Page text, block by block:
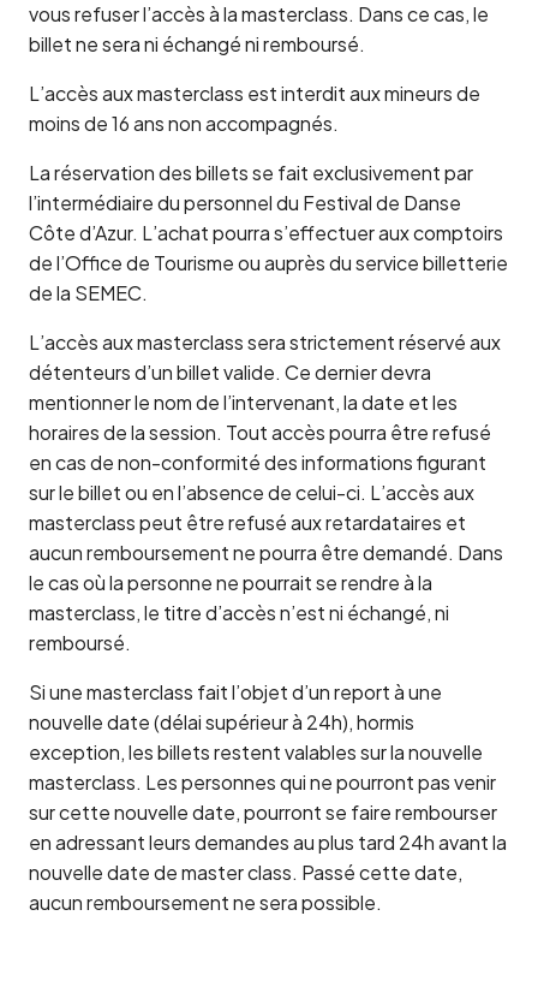
vous refuser l’accès à la masterclass. Dans ce cas, le
billet ne sera ni échangé ni remboursé.
L’accès aux masterclass est interdit aux mineurs de
moins de 16 ans non accompagnés.
La réservation des billets se fait exclusivement par
l’intermédiaire du personnel du Festival de Danse
Côte d’Azur. L’achat pourra s’effectuer aux comptoirs
de l’Office de Tourisme ou auprès du service billetterie
de la SEMEC.
L’accès aux masterclass sera strictement réservé aux
détenteurs d’un billet valide. Ce dernier devra
mentionner le nom de l’intervenant, la date et les
horaires de la session. Tout accès pourra être refusé
en cas de non-conformité des informations figurant
sur le billet ou en l’absence de celui-ci. L’accès aux
masterclass peut être refusé aux retardataires et
aucun remboursement ne pourra être demandé. Dans
le cas où la personne ne pourrait se rendre à la
masterclass, le titre d’accès n’est ni échangé, ni
remboursé.
Si une masterclass fait l’objet d’un report à une
nouvelle date (délai supérieur à 24h), hormis
exception, les billets restent valables sur la nouvelle
masterclass. Les personnes qui ne pourront pas venir
sur cette nouvelle date, pourront se faire rembourser
en adressant leurs demandes au plus tard 24h avant la
nouvelle date de master class. Passé cette date,
aucun remboursement ne sera possible.